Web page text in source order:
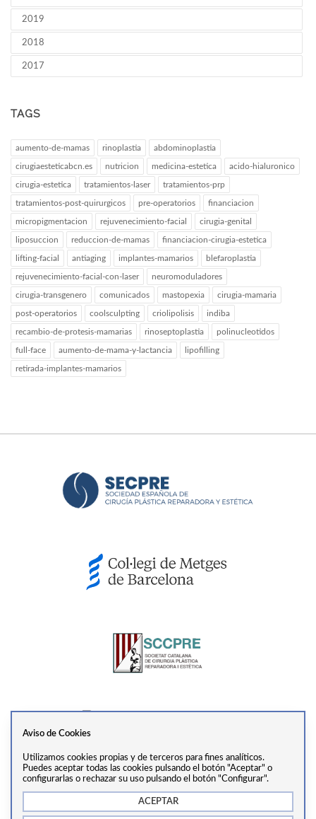
2019
2018
2017
TAGS
aumento-de-mamas rinoplastia abdominoplastia
cirugiaesteticabcn.es nutricion medicina-estetica acido-hialuronico
cirugia-estetica tratamientos-laser tratamientos-prp
tratamientos-post-quirurgicos pre-operatorios financiacion
micropigmentacion rejuvenecimiento-facial cirugia-genital
liposuccion reduccion-de-mamas financiacion-cirugia-estetica
lifting-facial antiaging implantes-mamarios blefaroplastia
rejuvenecimiento-facial-con-laser neuromoduladores
cirugia-transgenero comunicados mastopexia cirugia-mamaria
post-operatorios coolsculpting criolipolisis indiba
recambio-de-protesis-mamarias rinoseptoplastia polinucleotidos
full-face aumento-de-mama-y-lactancia lipofilling
retirada-implantes-mamarios
Ver perfil
Aviso de Cookies
Utilizamos cookies propias y de terceros para fines analíticos.
Puedes aceptar todas las cookies pulsando el botón "Aceptar" o
configurarlas o rechazar su uso pulsando el botón "Configurar".
ACEPTAR